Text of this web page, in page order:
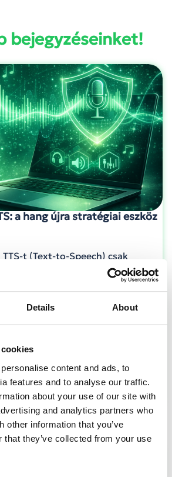
Details About
content and ads, to
features and to analyse our traffic.
about your use of our site with
and analytics partners who
other information that you’ve
that they’ve collected from your use
bejegyzéseinket!
a hang újra stratégiai eszköz
TTS-t (Text-to-Speech) csak
láttad, 2026-ban érdemes
új generációs modellek képesek
kezelni. Ezért lett a hang újra
terület és eszköz a céges